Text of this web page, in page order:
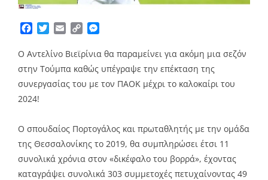
Facebook
TwitterEmailCopy
Ο Αντελίνο Βιεϊρίνια θα παραμείνει για ακόμη μια σεζόν
στην Τούμπα καθώς υπέγραψε την επέκταση της
συνεργασίας του με τον ΠΑΟΚ μέχρι το καλοκαίρι του
2024!
Ο σπουδαίος Πορτογάλος και πρωταθλητής με την ομάδα
της Θεσσαλονίκης το 2019, θα συμπληρώσει έτσι 11
συνολικά χρόνια στον «δικέφαλο του βορρά», έχοντας
καταγράψει συνολικά 303 συμμετοχές πετυχαίνοντας 49